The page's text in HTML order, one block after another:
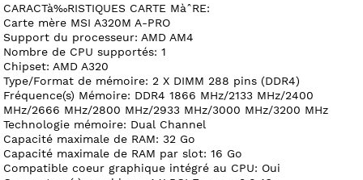
CARACTà‰RISTIQUES CARTE MàˆRE:
Carte mère MSI A320M A-PRO
Support du processeur: AMD AM4
Nombre de CPU supportés: 1
Chipset: AMD A320
Type/Format de mémoire: 2 X DIMM 288 pins (DDR4)
Fréquence(s) Mémoire: DDR4 1866 MHz/2133 MHz/2400
MHz/2666 MHz/2800 MHz/2933 MHz/3000 MHz/3200 MHz
Technologie mémoire: Dual Channel
Capacité maximale de RAM: 32 Go
Capacité maximale de RAM par slot: 16 Go
Compatible coeur graphique intégré au CPU: Oui